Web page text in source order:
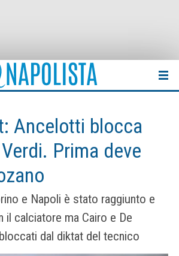
Ancelotti blocca
Prima deve
e Napoli è stato raggiunto e
il calciatore ma Cairo e De
dal diktat del tecnico